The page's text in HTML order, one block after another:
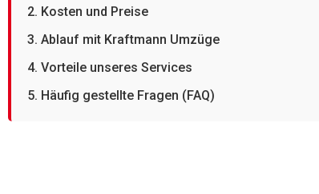
2. Kosten und Preise
3. Ablauf mit Kraftmann Umzüge
4. Vorteile unseres Services
5. Häufig gestellte Fragen (FAQ)